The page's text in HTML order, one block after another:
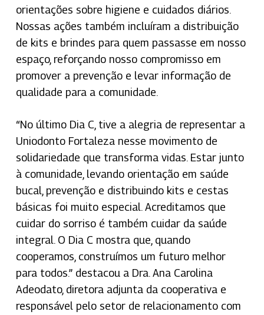
orientações sobre higiene e cuidados diários.
Nossas ações também incluíram a distribuição
de kits e brindes para quem passasse em nosso
espaço, reforçando nosso compromisso em
promover a prevenção e levar informação de
qualidade para a comunidade.
“No último Dia C, tive a alegria de representar a
Uniodonto Fortaleza nesse movimento de
solidariedade que transforma vidas. Estar junto
à comunidade, levando orientação em saúde
bucal, prevenção e distribuindo kits e cestas
básicas foi muito especial. Acreditamos que
cuidar do sorriso é também cuidar da saúde
integral. O Dia C mostra que, quando
cooperamos, construímos um futuro melhor
para todos.” destacou a Dra. Ana Carolina
Adeodato, diretora adjunta da cooperativa e
responsável pelo setor de relacionamento com